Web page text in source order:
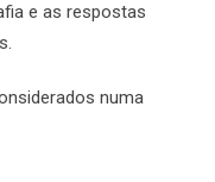
e as respostas
numa